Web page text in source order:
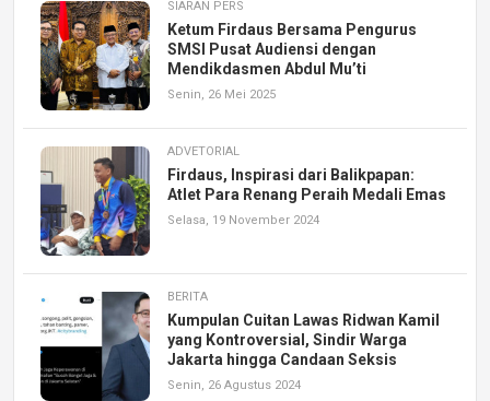
SIARAN PERS
Ketum Firdaus Bersama Pengurus
SMSI Pusat Audiensi dengan
Mendikdasmen Abdul Mu’ti
Senin, 26 Mei 2025
ADVETORIAL
Firdaus, Inspirasi dari Balikpapan:
Atlet Para Renang Peraih Medali Emas
Selasa, 19 November 2024
BERITA
Kumpulan Cuitan Lawas Ridwan Kamil
yang Kontroversial, Sindir Warga
Jakarta hingga Candaan Seksis
Senin, 26 Agustus 2024